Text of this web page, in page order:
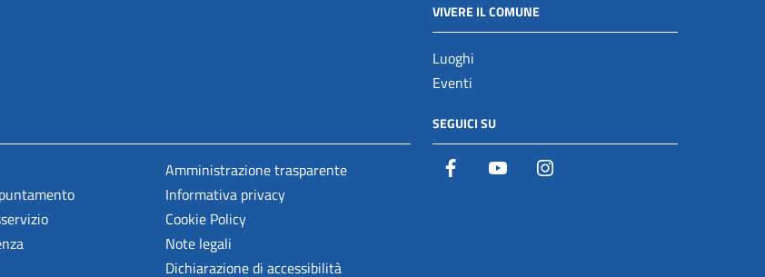
VIVERE IL COMUNE
Luoghi
Eventi
Amministrazione trasparente
Informativa privacy
Cookie Policy
Note legali
Dichiarazione di accessibilità
SEGUICI SU
Facebook YouTube